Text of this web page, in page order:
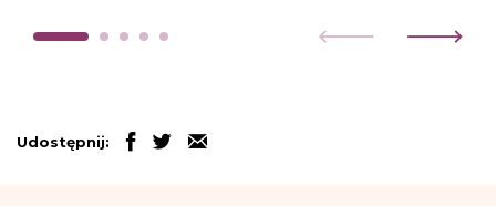
Udostępnij: